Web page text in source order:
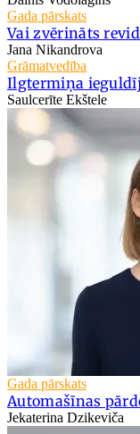
Gada pārskats
Vai zvērināts
Jana Nikandrova
Grāmatvedība
Ilgtermiņa
Saulcerīte Ekštele
Gada pārskats
Automašīnas
Jekaterina Dzikeviča